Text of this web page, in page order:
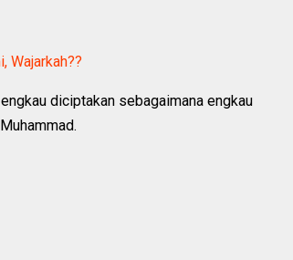
Wajarkah??
diciptakan sebagaimana engkau